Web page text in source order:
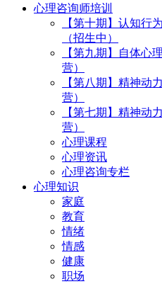
心理咨询师培训
【第十期】认知行
（招生中）
【第九期】自体心
营）
【第八期】精神动
营）
【第七期】精神动
营）
心理课程
心理资讯
心理咨询专栏
心理知识
家庭
教育
情绪
情感
健康
职场